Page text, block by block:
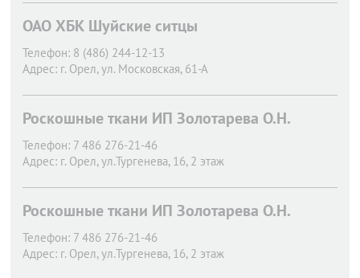
ОАО ХБК Шуйские ситцы
Телефон: 8 (486) 244-12-13
Адрес: г. Орел, ул. Московская, 61-А
Роскошные ткани ИП Золотарева О.Н.
Телефон: 7 486 276-21-46
Адрес: г. Орел, ул.Тургенева, 16, 2 этаж
Роскошные ткани ИП Золотарева О.Н.
Телефон: 7 486 276-21-46
Адрес: г. Орел, ул.Тургенева, 16, 2 этаж